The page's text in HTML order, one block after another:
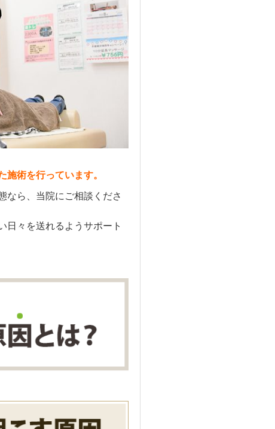
術を行っています。
なら、当院にご相談くださ
日々を送れるようサポート